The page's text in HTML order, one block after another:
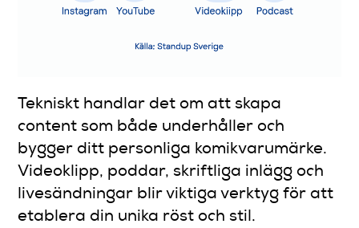
Tekniskt handlar det om att skapa
content som både underhåller och
bygger ditt personliga komikvarumärke.
Videoklipp, poddar, skriftliga inlägg och
livesändningar blir viktiga verktyg för att
etablera din unika röst och stil.